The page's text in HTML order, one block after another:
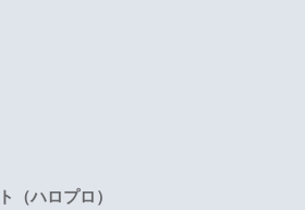
（ハロプロ）